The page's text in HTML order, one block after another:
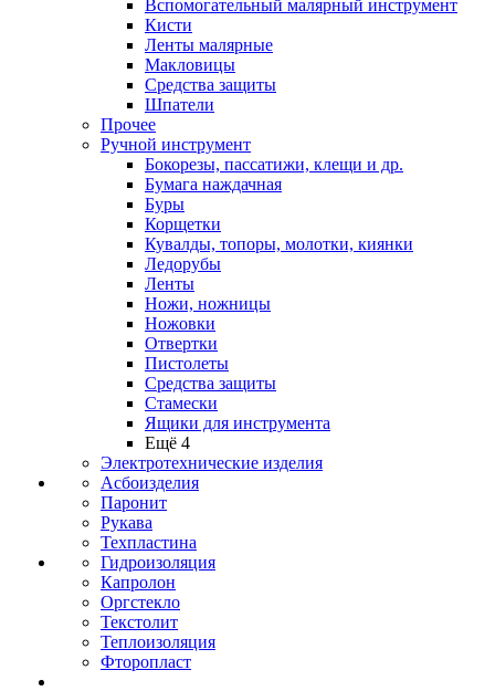
Вспомогательный малярный инструмент
Кисти
Ленты малярные
Макловицы
Средства защиты
Шпатели
Прочее
Ручной инструмент
Бокорезы, пассатижи, клещи и др.
Бумага наждачная
Буры
Корщетки
Кувалды, топоры, молотки, киянки
Ледорубы
Ленты
Ножи, ножницы
Ножовки
Отвертки
Пистолеты
Средства защиты
Стамески
Ящики для инструмента
Ещё 4
Электротехнические изделия
Асбоизделия
Паронит
Рукава
Техпластина
Гидроизоляция
Капролон
Оргстекло
Текстолит
Теплоизоляция
Фторопласт